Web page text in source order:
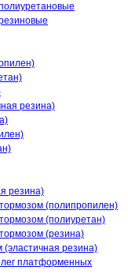
резина)
резина)
(полипропилен)
(полиуретан)
(резина)
резина)
платформенных